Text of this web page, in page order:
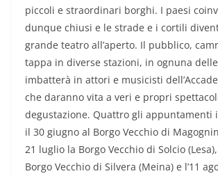
piccoli e straordinari borghi. I paesi
dunque chiusi e le strade e i cortili
grande teatro all’aperto. Il pubblico,
tappa in diverse stazioni, in ognuna
imbatterà in attori e musicisti
che daranno vita a veri e propri
degustazione. Quattro gli appuntamenti
il 30 giugno al Borgo Vecchio di
21 luglio la Borgo Vecchio di Solcio
Borgo Vecchio di Silvera (Meina) e l’11